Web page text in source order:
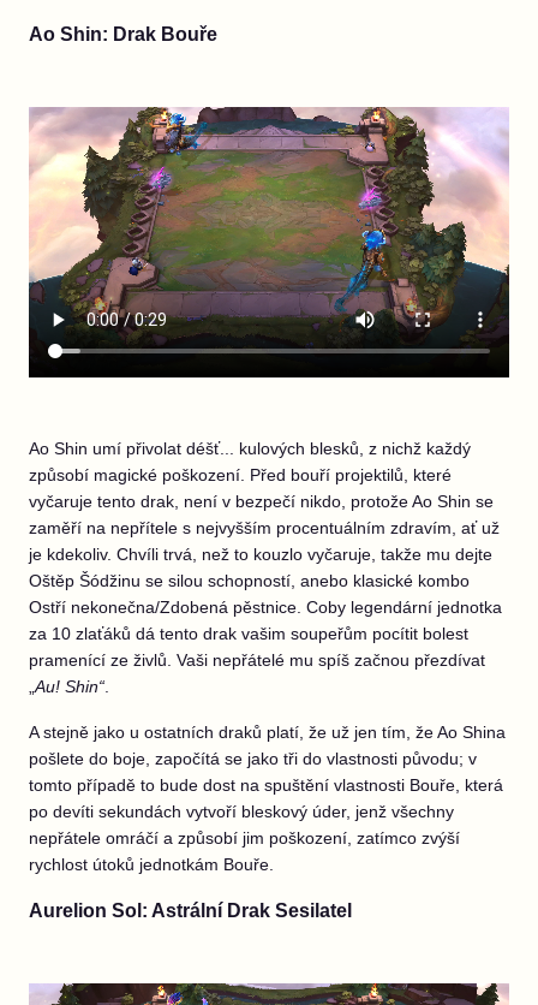
Ao Shin: Drak Bouře
Ao Shin umí přivolat déšť... kulových blesků, z nichž každý
způsobí magické poškození. Před bouří projektilů, které
vyčaruje tento drak, není v bezpečí nikdo, protože Ao Shin se
zaměří na nepřítele s nejvyšším procentuálním zdravím, ať už
je kdekoliv. Chvíli trvá, než to kouzlo vyčaruje, takže mu dejte
Oštěp Šódžinu se silou schopností, anebo klasické kombo
Ostří nekonečna/Zdobená pěstnice. Coby legendární jednotka
za 10 zlaťáků dá tento drak vašim soupeřům pocítit bolest
pramenící ze živlů. Vaši nepřátelé mu spíš začnou přezdívat
Au! Shin“
A stejně jako u ostatních draků platí, že už jen tím, že Ao Shina
pošlete do boje, započítá se jako tři do vlastnosti původu; v
tomto případě to bude dost na spuštění vlastnosti Bouře, která
po devíti sekundách vytvoří bleskový úder, jenž všechny
nepřátele omráčí a způsobí jim poškození, zatímco zvýší
rychlost útoků jednotkám Bouře.
Aurelion Sol: Astrální Drak Sesilatel